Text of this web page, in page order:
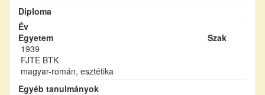
Diploma
Év
Egyetem
Szak
1939
FJTE BTK
magyar-román, esztétika
Egyéb tanulmányok